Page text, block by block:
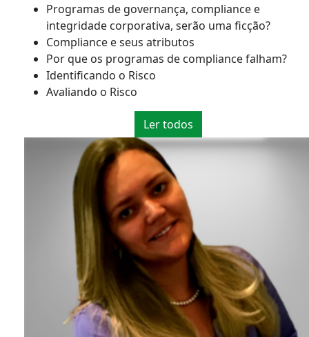
Programas de governança, compliance e
integridade corporativa, serão uma ficção?
Compliance e seus atributos
Por que os programas de compliance falham?
Identificando o Risco
Avaliando o Risco
Ler todos